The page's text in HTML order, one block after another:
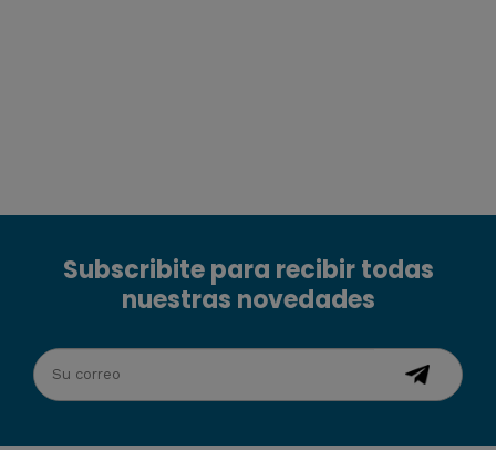
Subscribite para recibir todas
nuestras novedades